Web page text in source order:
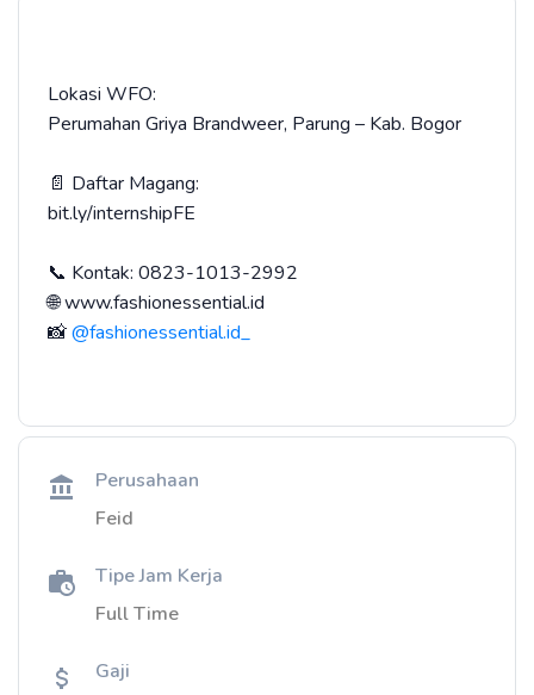
Lokasi WFO:
Perumahan Griya Brandweer, Parung – Kab. Bogor
📄 Daftar Magang:
bit.ly/internshipFE
📞 Kontak: 0823-1013-2992
🌐 www.fashionessential.id
📸@fashionessential.id_
Perusahaan
Feid
Tipe Jam Kerja
Full Time
Gaji